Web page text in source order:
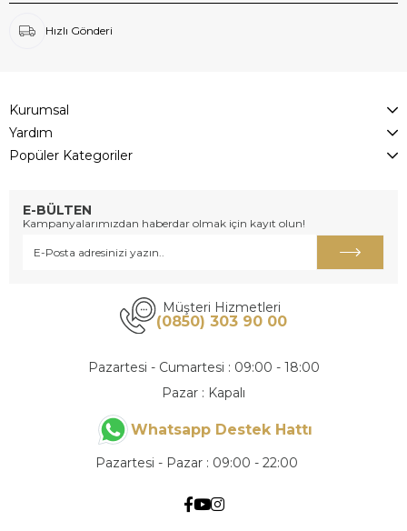
Hızlı Gönderi
Kurumsal
Yardım
Popüler Kategoriler
E-BÜLTEN
Kampanyalarımızdan haberdar olmak için kayıt olun!
Müşteri Hizmetleri
(0850) 303 90 00
Pazartesi - Cumartesi : 09:00 - 18:00
Pazar : Kapalı
Whatsapp Destek Hattı
Pazartesi - Pazar : 09:00 - 22:00